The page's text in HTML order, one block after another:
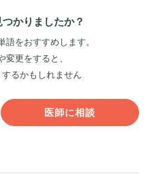
かりましたか？
語をおすすめします。
変更をすると、
るかもしれません
医師に相談